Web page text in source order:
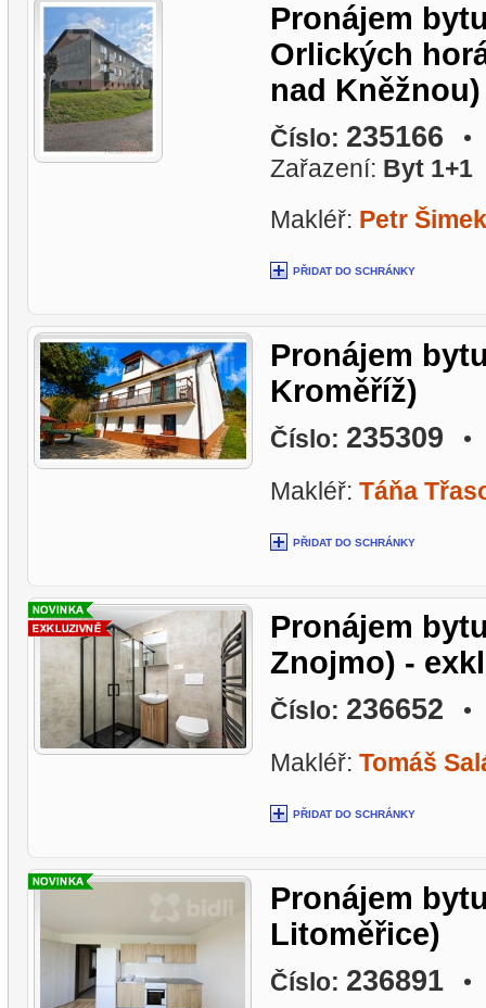
Pronájem
Orlických
nad Kněžnou)
Číslo: 235166 •
Zařazení: Byt 1+1
Makléř: Petr Šimek
PŘIDAT DO SCHRÁNKY
Pronájem
Kroměříž)
Číslo: 235309 •
Makléř: Táňa
PŘIDAT DO SCHRÁNKY
Pronájem
Znojmo) -
Číslo: 236652 •
Makléř: Tomáš
PŘIDAT DO SCHRÁNKY
Pronájem
Litoměřice)
Číslo: 236891 •